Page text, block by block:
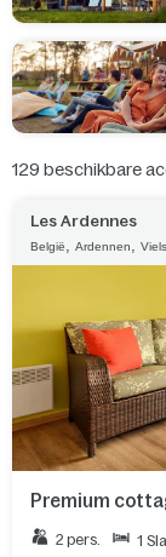
129 beschikbare
Les Ardennes
België Ardennen
Premium
2 pers. 1